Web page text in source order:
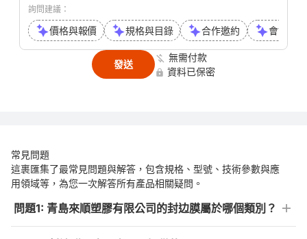
詢問建議：
價格與報價 規格與目錄 合作邀約 會議或
發送
無需付款
資料已保密
常見問題
這裹匯集了最常見問題與解答，包含規格、型號、技術參數與應
用領域等，為您一次解答所有產品相關疑問。
問題1: 青島來順塑膠有限公司的封边膜屬於哪個類別？